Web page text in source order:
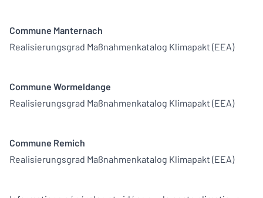
Commune Manternach
Realisierungsgrad Maßnahmenkatalog Klimapakt (EEA)
Commune Wormeldange
Realisierungsgrad Maßnahmenkatalog Klimapakt (EEA)
Commune Remich
Realisierungsgrad Maßnahmenkatalog Klimapakt (EEA)